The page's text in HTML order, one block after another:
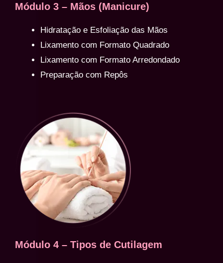
Módulo 3 – Mãos (Manicure)
Hidratação e Esfoliação das Mãos
Lixamento com Formato Quadrado
Lixamento com Formato Arredondado
Preparação com Repôs
Módulo 4 – Tipos de Cutilagem